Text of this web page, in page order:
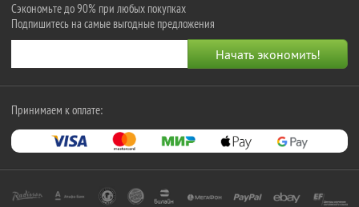
Сэкономьте до 90% при любых покупках
Подпишитесь на самые выгодные предложения
Принимаем к оплате: